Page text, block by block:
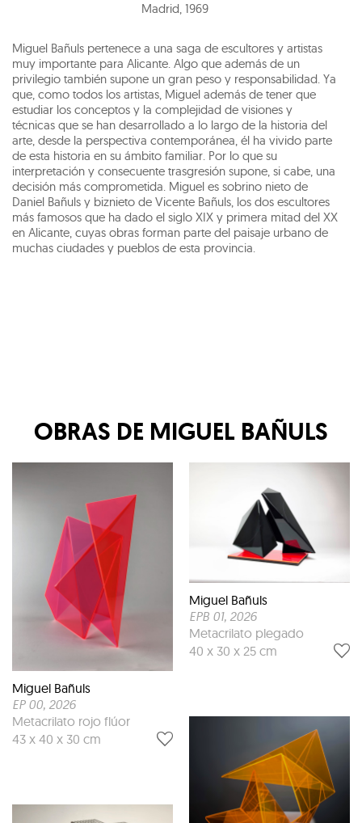
Madrid, 1969
Miguel Bañuls pertenece a una saga de escultores y artistas
muy importante para Alicante. Algo que además de un
privilegio también supone un gran peso y responsabilidad. Ya
que, como todos los artistas, Miguel además de tener que
estudiar los conceptos y la complejidad de visiones y
técnicas que se han desarrollado a lo largo de la historia del
arte, desde la perspectiva contemporánea, él ha vivido parte
de esta historia en su ámbito familiar. Por lo que su
interpretación y consecuente trasgresión supone, si cabe, una
decisión más comprometida. Miguel es sobrino nieto de
Daniel Bañuls y biznieto de Vicente Bañuls, los dos escultores
más famosos que ha dado el siglo XIX y primera mitad del XX
en Alicante, cuyas obras forman parte del paisaje urbano de
muchas ciudades y pueblos de esta provincia.
OBRAS DE MIGUEL BAÑULS
Miguel Bañuls
EP 00, 2026
Metacrilato rojo flúor
43 x 40 x 30 cm
Miguel Bañuls
EPB 01, 2026
Metacrilato plegado
40 x 30 x 25 cm